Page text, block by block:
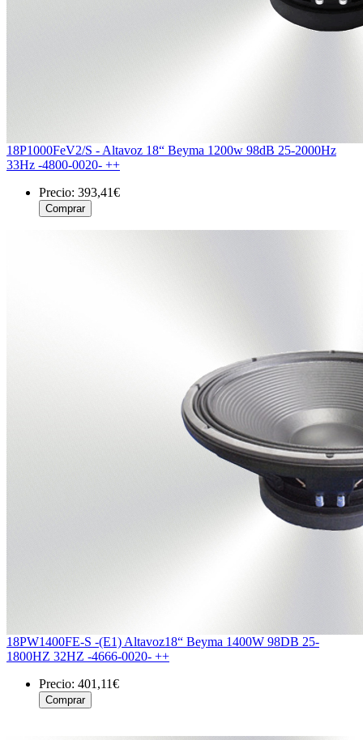
18P1000FeV2/S - Altavoz 18“ Beyma 1200w 98dB 25-2000Hz
33Hz -4800-0020- ++
Precio: 393,41€
18PW1400FE-S -(E1) Altavoz18“ Beyma 1400W 98DB 25-
1800HZ 32HZ -4666-0020- ++
Precio: 401,11€